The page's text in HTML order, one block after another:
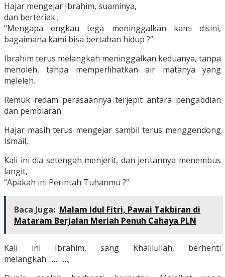
Hajar mengejar Ibrahim, suaminya,
dan berteriak ;
“Mengapa engkau tega meninggalkan kami disini,
bagaimana kami bisa bertahan hidup ?”
Ibrahim terus melangkah meninggalkan keduanya, tanpa
menoleh, tanpa memperlihatkan air matanya yang
meleleh.
Remuk redam perasaannya terjepit antara pengabdian
dan pembiaran.
Hajar masih terus mengejar sambil terus menggendong
Ismail,
Kali ini dia setengah menjerit, dan jeritannya menembus
langit,
“Apakah ini Perintah Tuhanmu ?”
Baca Juga: Malam Idul Fitri, Pawai Takbiran di
Mataram Berjalan Meriah Penuh Cahaya PLN
Kali ini Ibrahim, sang Khalilullah, berhenti
melangkah…………;